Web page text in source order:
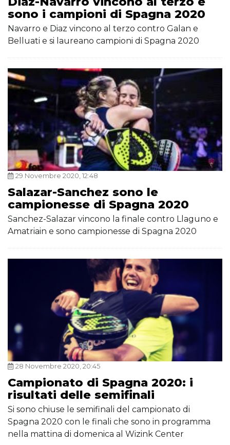
sono i campioni di Spagna 2020
Navarro e Diaz vincono al terzo contro Galan e
Belluati e si laureano campioni di Spagna 2020
29 Novembre 2020, 12:48
Salazar-Sanchez sono le
campionesse di Spagna 2020
Sanchez-Salazar vincono la finale contro Llaguno e
Amatriain e sono campionesse di Spagna 2020
28 Novembre 2020, 20:45
Campionato di Spagna 2020: i
risultati delle semifinali
Si sono chiuse le semifinali del campionato di
Spagna 2020 con le finali che sono in programma
nella mattina di domenica al Wizink Center